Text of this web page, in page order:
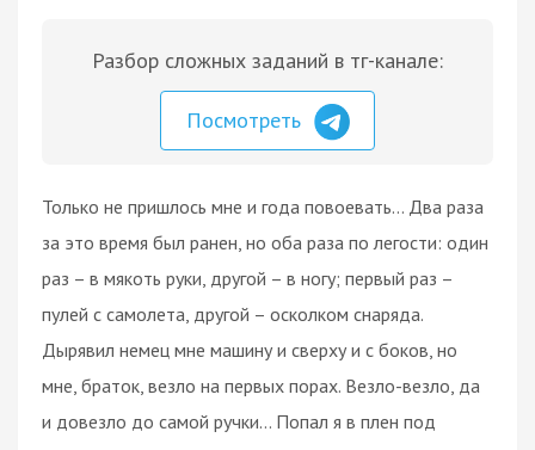
Разбор сложных заданий в тг-канале:
Посмотреть
Только не пришлось мне и года повоевать… Два раза
за это время был ранен, но оба раза по легости: один
раз – в мякоть руки, другой – в ногу; первый раз –
пулей с самолета, другой – осколком снаряда.
Дырявил немец мне машину и сверху и с боков, но
мне, браток, везло на первых порах. Везло-везло, да
и довезло до самой ручки… Попал я в плен под